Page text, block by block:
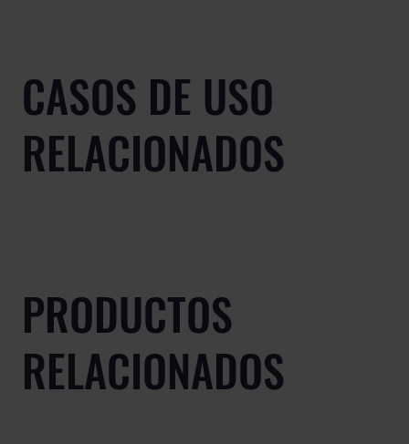
CASOS DE USO
RELACIONADOS
PRODUCTOS
RELACIONADOS